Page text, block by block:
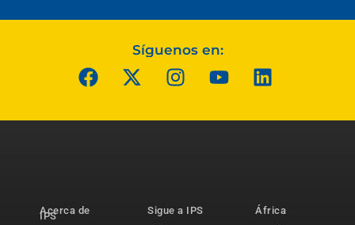
Síguenos en:
Acerca de
IPS
Sigue a IPS
África